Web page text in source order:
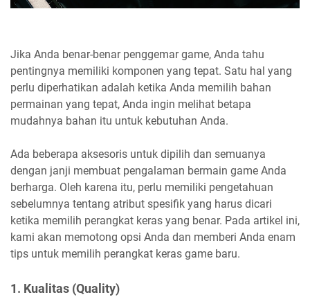
Jika Anda benar-benar penggemar game, Anda tahu
pentingnya memiliki komponen yang tepat. Satu hal yang
perlu diperhatikan adalah ketika Anda memilih bahan
permainan yang tepat, Anda ingin melihat betapa
mudahnya bahan itu untuk kebutuhan Anda.
Ada beberapa aksesoris untuk dipilih dan semuanya
dengan janji membuat pengalaman bermain game Anda
berharga. Oleh karena itu, perlu memiliki pengetahuan
sebelumnya tentang atribut spesifik yang harus dicari
ketika memilih perangkat keras yang benar. Pada artikel ini,
kami akan memotong opsi Anda dan memberi Anda enam
tips untuk memilih perangkat keras game baru.
1. Kualitas (Quality)